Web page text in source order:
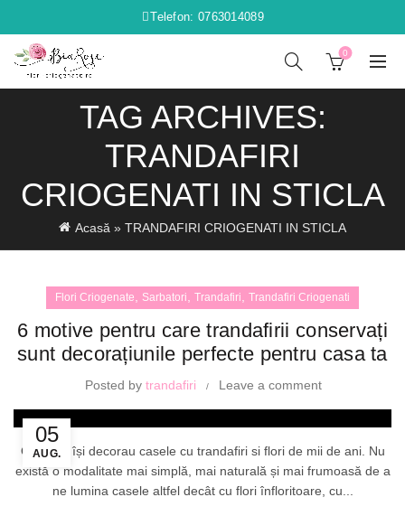
Telefon: 0763014089
0
TAG ARCHIVES:
TRANDAFIRI
CRIOGENATI IN STICLA
Acasă » TRANDAFIRI CRIOGENATI IN STICLA
Flori Criogenate Sarbatori Trandafiri Trandafiri Criogenati
6 motive pentru care trandafirii conservați
sunt decorațiunile perfecte pentru casa ta
Posted by trandafiri Leave a comment
05
AUG.
Oamenii își decorau casele cu trandafiri si flori de mii de ani. Nu
există o modalitate mai simplă, mai naturală și mai frumoasă de a
ne lumina casele altfel decât cu flori înfloritoare, cu...